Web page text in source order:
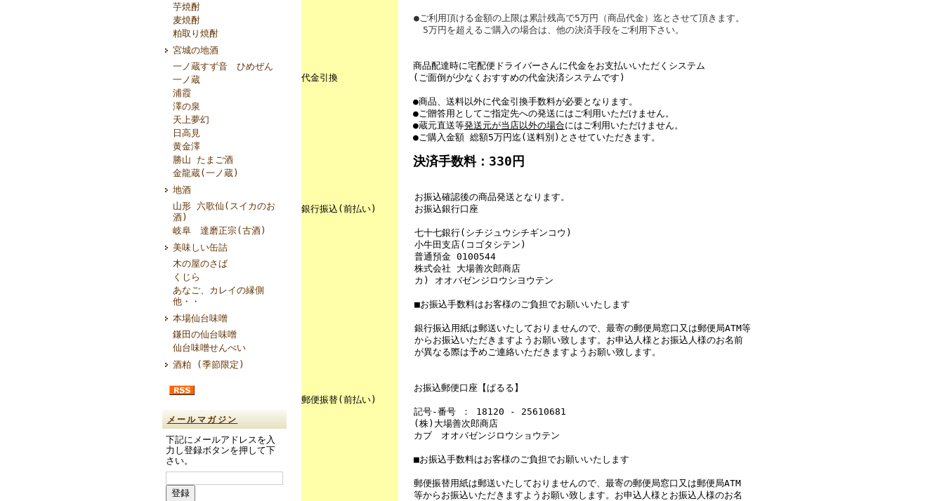
芋焼酎
麦焼酎
粕取り焼酎
宮城の地酒
一ノ蔵すず音 ひめぜん
一ノ蔵
浦霞
澤の泉
天上夢幻
日高見
黄金澤
勝山 たまご酒
金龍蔵(一ノ蔵)
地酒
山形 六歌仙(スイカのお
酒)
岐阜 達磨正宗(古酒)
美味しい缶詰
木の屋のさば
くじら
あなご、カレイの縁側
他・・
本場仙台味噌
鎌田の仙台味噌
仙台味噌せんべい
酒粕 (季節限定)
メールマガジン
下記にメールアドレスを入
力し登録ボタンを押して下
さい。
●ご利用頂ける金額の上限は累計残高で5万円（商品代金）迄とさせて頂きます。
5万円を超えるご購入の場合は、他の決済手段をご利用下さい。
代金引換
商品配達時に宅配便ドライバーさんに代金をお支払いいただくシステム
(ご面倒が少なくおすすめの代金決済システムです)
●商品、送料以外に代金引換手数料が必要となります。
●ご贈答用としてご指定先への発送にはご利用いただけません。
●蔵元直送等発送元が当店以外の場合にはご利用いただけません。
●ご購入金額 総額5万円迄(送料別)とさせていただきます。
決済手数料：330円
銀行振込(前払い)
お振込確認後の商品発送となります。
お振込銀行口座
七十七銀行(シチジュウシチギンコウ)
小牛田支店(コゴタシテン)
普通預金 0100544
株式会社 大場善次郎商店
カ) オオバゼンジロウシヨウテン
■お振込手数料はお客様のご負担でお願いいたします
銀行振込用紙は郵送いたしておりませんので、最寄の郵便局窓口又は郵便局ATM等
からお振込いただきますようお願い致します。お申込人様とお振込人様のお名前
が異なる際は予めご連絡いただきますようお願い致します。
郵便振替(前払い)
お振込郵便口座【ぱるる】
記号-番号 ： 18120 - 25610681
(株)大場善次郎商店
カブ オオバゼンジロウショウテン
■お振込手数料はお客様のご負担でお願いいたします
郵便振替用紙は郵送いたしておりませんので、最寄の郵便局窓口又は郵便局ATM
等からお振込いただきますようお願い致します。お申込人様とお振込人様のお名